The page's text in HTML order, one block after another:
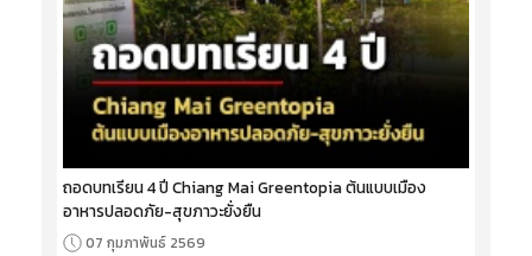
ถอดบทเรียน 4 ปี Chiang Mai Greentopia ต้นแบบเมือง
อาหารปลอดภัย-สุขภาวะยั่งยืน
07 กุมภาพันธ์ 2569